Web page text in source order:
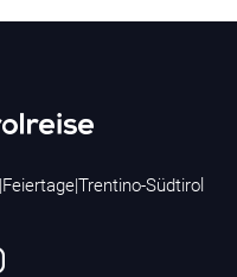
Feiertage|Trentino-Südtirol